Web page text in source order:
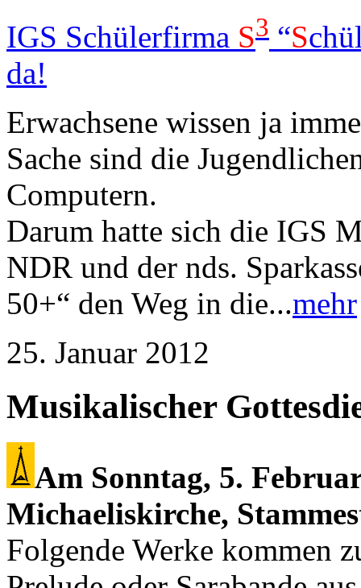
IGS Schülerfirma S3 “S
da!
Erwachsene wissen ja
Sache sind die
Computern.
Darum hatte sich die IGS
NDR und der nds.
50+“ den Weg in die...mehr
25. Januar 2012
Musikalischer
Am Sonntag, 5.
Michaeliskirche,
Folgende Werke kommen